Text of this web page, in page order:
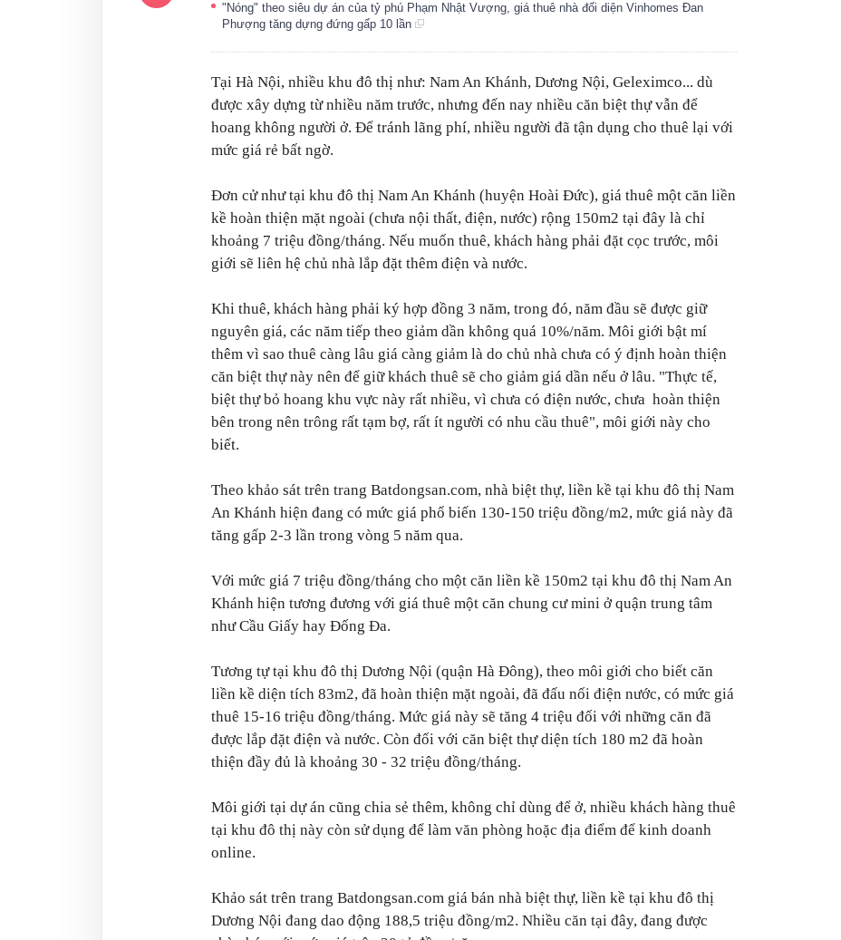
"Nóng" theo siêu dự án của tỷ phú Phạm Nhật Vượng, giá thuê nhà đối diện Vinhomes Đan
Phượng tăng dựng đứng gấp 10 lần
Tại Hà Nội, nhiều khu đô thị như: Nam An Khánh, Dương Nội, Geleximco... dù
được xây dựng từ nhiều năm trước, nhưng đến nay nhiều căn biệt thự vẫn để
hoang không người ở. Để tránh lãng phí, nhiều người đã tận dụng cho thuê lại với
mức giá rẻ bất ngờ.
Đơn cử như tại khu đô thị Nam An Khánh (huyện Hoài Đức), giá thuê một căn liền
kề hoàn thiện mặt ngoài (chưa nội thất, điện, nước) rộng 150m2 tại đây là chỉ
khoảng 7 triệu đồng/tháng. Nếu muốn thuê, khách hàng phải đặt cọc trước, môi
giới sẽ liên hệ chủ nhà lắp đặt thêm điện và nước.
Khi thuê, khách hàng phải ký hợp đồng 3 năm, trong đó, năm đầu sẽ được giữ
nguyên giá, các năm tiếp theo giảm dần không quá 10%/năm. Môi giới bật mí
thêm vì sao thuê càng lâu giá càng giảm là do chủ nhà chưa có ý định hoàn thiện
căn biệt thự này nên để giữ khách thuê sẽ cho giảm giá dần nếu ở lâu. "Thực tế,
biệt thự bỏ hoang khu vực này rất nhiều, vì chưa có điện nước, chưa hoàn thiện
bên trong nên trông rất tạm bợ, rất ít người có nhu cầu thuê", môi giới này cho
biết.
Theo khảo sát trên trang Batdongsan.com, nhà biệt thự, liền kề tại khu đô thị Nam
An Khánh hiện đang có mức giá phổ biến 130-150 triệu đồng/m2, mức giá này đã
tăng gấp 2-3 lần trong vòng 5 năm qua.
Với mức giá 7 triệu đồng/tháng cho một căn liền kề 150m2 tại khu đô thị Nam An
Khánh hiện tương đương với giá thuê một căn chung cư mini ở quận trung tâm
như Cầu Giấy hay Đống Đa.
Tương tự tại khu đô thị Dương Nội (quận Hà Đông), theo môi giới cho biết căn
liền kề diện tích 83m2, đã hoàn thiện mặt ngoài, đã đấu nối điện nước, có mức giá
thuê 15-16 triệu đồng/tháng. Mức giá này sẽ tăng 4 triệu đối với những căn đã
được lắp đặt điện và nước. Còn đối với căn biệt thự diện tích 180 m2 đã hoàn
thiện đầy đủ là khoảng 30 - 32 triệu đồng/tháng.
Môi giới tại dự án cũng chia sẻ thêm, không chỉ dùng để ở, nhiều khách hàng thuê
tại khu đô thị này còn sử dụng để làm văn phòng hoặc địa điểm để kinh doanh
online.
Khảo sát trên trang Batdongsan.com giá bán nhà biệt thự, liền kề tại khu đô thị
Dương Nội đang dao động 188,5 triệu đồng/m2. Nhiều căn tại đây, đang được